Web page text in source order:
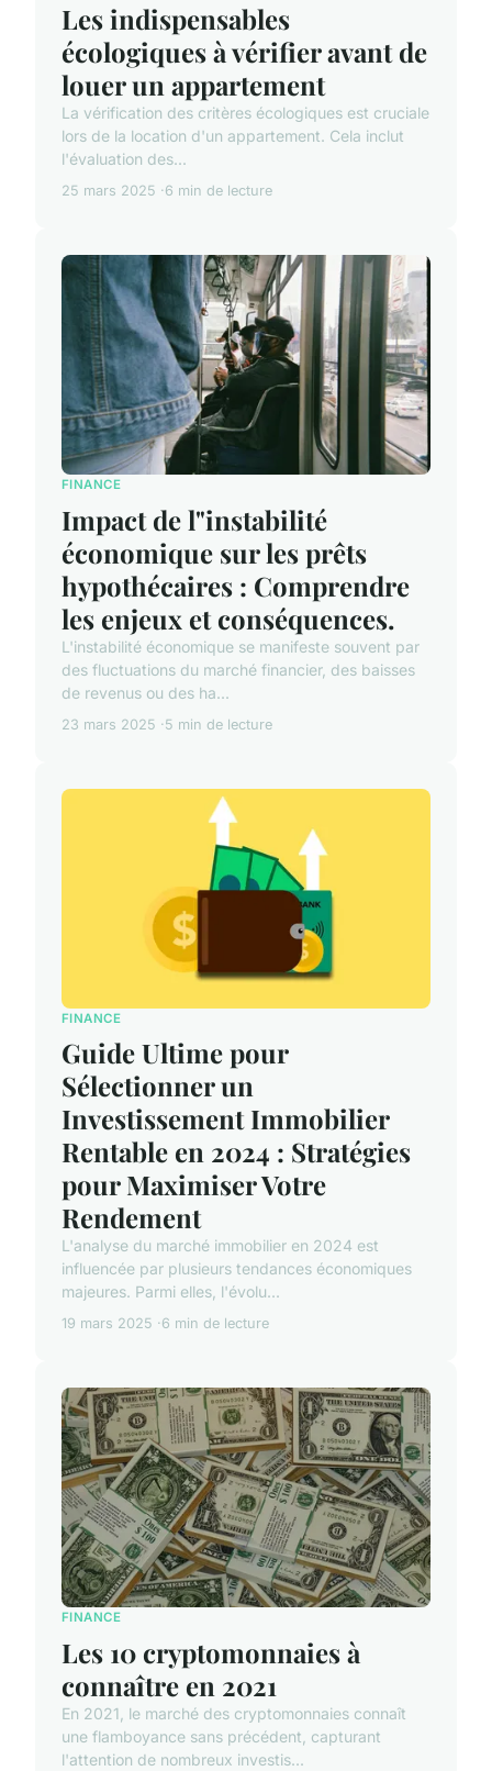
Les indispensables
écologiques à vérifier avant de
louer un appartement
La vérification des critères écologiques est cruciale
lors de la location d'un appartement. Cela inclut
l'évaluation des...
25 mars 2025 6 min de lecture
FINANCE
Impact de l"instabilité
économique sur les prêts
hypothécaires : Comprendre
les enjeux et conséquences.
L'instabilité économique se manifeste souvent par
des fluctuations du marché financier, des baisses
de revenus ou des ha...
23 mars 2025 5 min de lecture
FINANCE
Guide Ultime pour
Sélectionner un
Investissement Immobilier
Rentable en 2024 : Stratégies
pour Maximiser Votre
Rendement
L'analyse du marché immobilier en 2024 est
influencée par plusieurs tendances économiques
majeures. Parmi elles, l'évolu...
19 mars 2025 6 min de lecture
FINANCE
Les 10 cryptomonnaies à
connaître en 2021
En 2021, le marché des cryptomonnaies connaît
une flamboyance sans précédent, capturant
l'attention de nombreux investis...